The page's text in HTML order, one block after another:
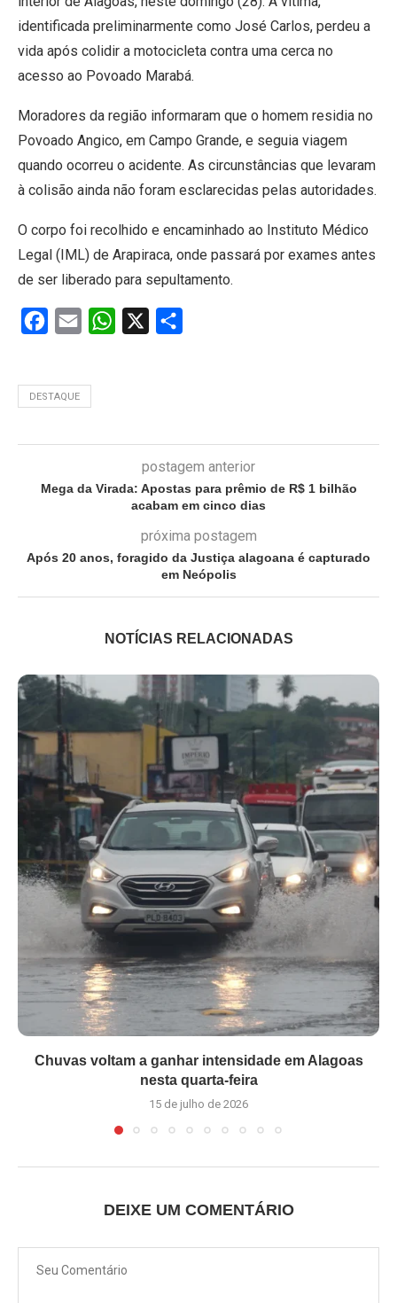
identificada preliminarmente como José Carlos, perdeu a
vida após colidir a motocicleta contra uma cerca no
acesso ao Povoado Marabá.
Moradores da região informaram que o homem residia no
Povoado Angico, em Campo Grande, e seguia viagem
quando ocorreu o acidente. As circunstâncias que levaram
à colisão ainda não foram esclarecidas pelas autoridades.
O corpo foi recolhido e encaminhado ao Instituto Médico
Legal (IML) de Arapiraca, onde passará por exames antes
de ser liberado para sepultamento.
Facebook
Email WhatsApp
DESTAQUE
postagem anterior
Mega da Virada: Apostas para prêmio de R$ 1 bilhão
acabam em cinco dias
próxima postagem
Após 20 anos, foragido da Justiça alagoana é capturado
em Neópolis
NOTÍCIAS RELACIONADAS
Chuvas voltam a ganhar intensidade em Alagoas
nesta quarta-feira
15 de julho de 2026
DEIXE UM COMENTÁRIO